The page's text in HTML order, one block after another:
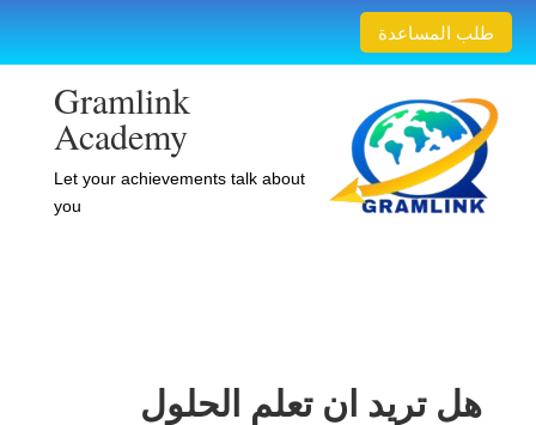
طلب المساعدة
Gramlink
Academy
Let your achievements talk about
you
هل تريد ان تعلم الحلول